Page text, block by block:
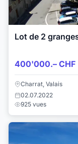
Lot de 2
400'000.– CHF
Charrat, Valais
02.07.2022
925 vues